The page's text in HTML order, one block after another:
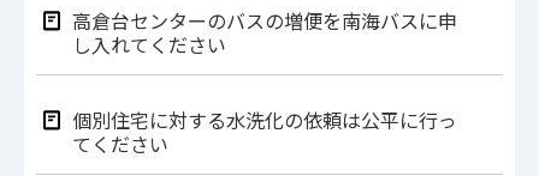
高倉台センターのバスの増便を南海バスに申
し入れてください
個別住宅に対する水洗化の依頼は公平に行っ
てください